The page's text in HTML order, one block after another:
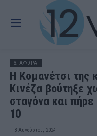
ΔΙΑΦΟΡΑ
Η Κομανέτσι της
Κινέζα βούτηξε
σταγόνα και
10
8 Αυγούστου, 2024